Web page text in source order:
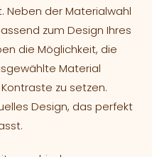
Neben der Materialwahl
zum Design Ihres
die Möglichkeit, die
Material
zu setzen.
Design, das perfekt